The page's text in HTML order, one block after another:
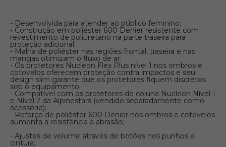
- Desenvolvida para atender ao público feminino;
- Construção em poliéster 600 Denier resistente com
revestimento de poliuretano na parte traseira para
proteção adicional;
- Malha de poliéster nas regiões frontal, traseira e nas
mangas otimizam o fluxo de ar;
- Os protetores Nucleon Flex Plus nível 1 nos ombros e
cotovelos oferecem proteção contra impactos e seu
design slim garante que os protetores fiquem discretos
sob o equipamento;
- Compatível com os protetores de coluna Nucleon Nível 1
e Nível 2 da Alpinestars (vendido separadamente como
acessório);
- Reforço de poliéster 600 Denier nos ombros e cotovelos
aumenta a resistência à abrasão;
- Ajustes de volume através de botões nos punhos e
cintura;